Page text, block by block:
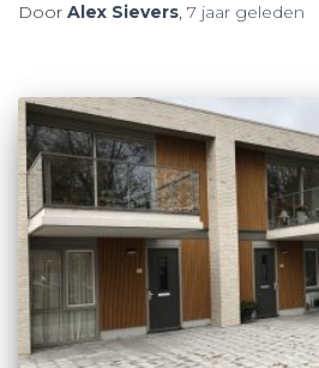
Door Alex Sievers, 7 jaar geleden